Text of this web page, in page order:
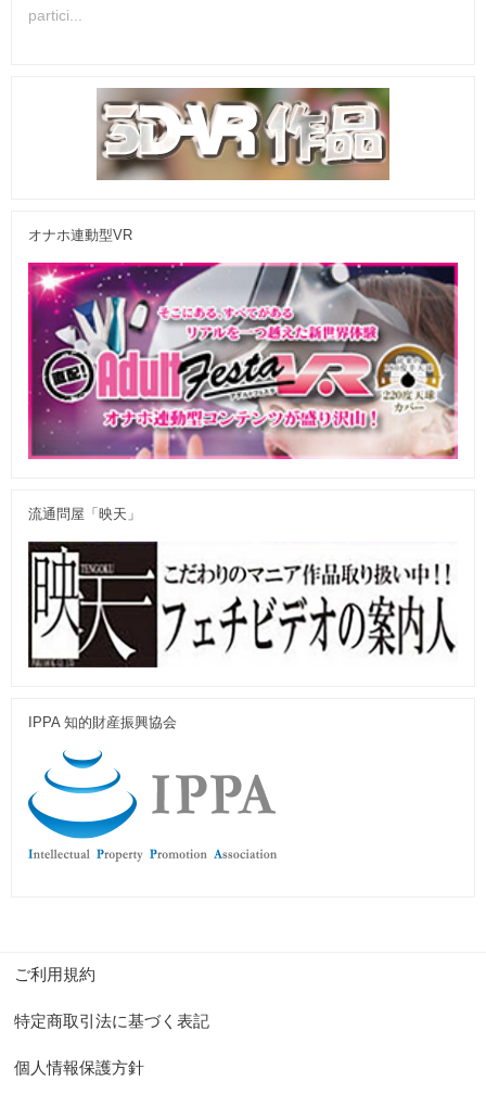
partici...
オナホ連動型VR
流通問屋「映天」
IPPA 知的財産振興協会
ご利用規約
特定商取引法に基づく表記
個人情報保護方針